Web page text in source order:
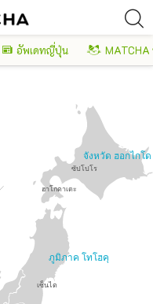
อัพเดทญี่ปุ่น
จังหวัด ฮอกไกโด
ภูมิภาค โทโฮคุ
ซัปโปโร
ฮาโกดาเตะ
เซ็นได